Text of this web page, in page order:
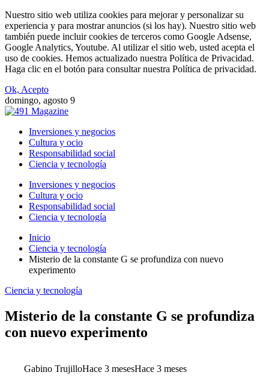
Nuestro sitio web utiliza cookies para mejorar y personalizar su
experiencia y para mostrar anuncios (si los hay). Nuestro sitio web
también puede incluir cookies de terceros como Google Adsense,
Google Analytics, Youtube. Al utilizar el sitio web, usted acepta el
uso de cookies. Hemos actualizado nuestra Política de Privacidad.
Haga clic en el botón para consultar nuestra Política de privacidad.
Ok, Acepto
domingo, agosto 9
Inversiones y negocios
Cultura y ocio
Responsabilidad social
Ciencia y tecnología
Inversiones y negocios
Cultura y ocio
Responsabilidad social
Ciencia y tecnología
Inicio
Ciencia y tecnología
Misterio de la constante G se profundiza con nuevo
experimento
Ciencia y tecnología
Misterio de la constante G se profundiza
con nuevo experimento
Gabino TrujilloHace 3 mesesHace 3 meses